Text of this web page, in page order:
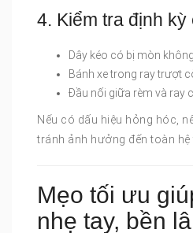
4. Kiểm tra định kỳ
Dây kéo có bị mòn
Bánh xe trong ray trượt
Đầu nối giữa rèm và ray
Nếu có dấu hiệu hỏng hóc,
tránh ảnh hưởng đến toàn hệ
Mẹo tối ưu
nhẹ tay, bền